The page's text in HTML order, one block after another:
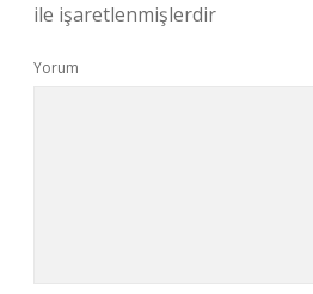
ile işaretlenmişlerdir
Yorum